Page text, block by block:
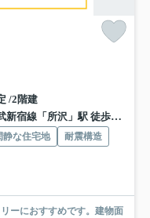
/2階建
新宿線「所沢」駅 徒歩24分
静な住宅地
耐震構造
ーにおすすめです。建物面